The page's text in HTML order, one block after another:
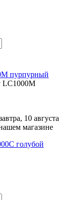
пурпурный
LC1000M
10 августа
магазине